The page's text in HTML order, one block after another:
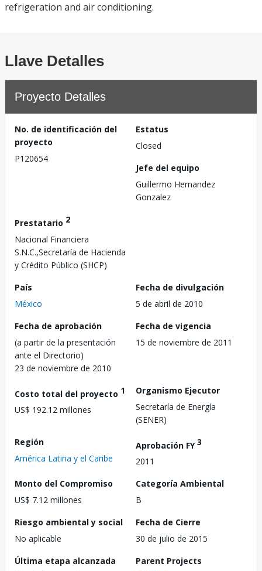
refrigeration and air conditioning.
Llave Detalles
Proyecto Detalles
No. de identificación del
proyecto
P120654
Estatus
Closed
Jefe del equipo
Guillermo Hernandez
Gonzalez
Prestatario 2
Nacional Financiera
S.N.C.,Secretaría de Hacienda
y Crédito Público (SHCP)
País
México
Fecha de divulgación
5 de abril de 2010
Fecha de aprobación
(a partir de la presentación
ante el Directorio)
23 de noviembre de 2010
Fecha de vigencia
15 de noviembre de 2011
Costo total del proyecto 1
US$ 192.12 millones
Organismo Ejecutor
Secretaría de Energía
(SENER)
Región
América Latina y el Caribe
Aprobación FY3
2011
Monto del Compromiso
US$ 7.12 millones
Categoría Ambiental
B
Riesgo ambiental y social
No aplicable
Fecha de Cierre
30 de julio de 2015
Última etapa alcanzada
Parent Projects